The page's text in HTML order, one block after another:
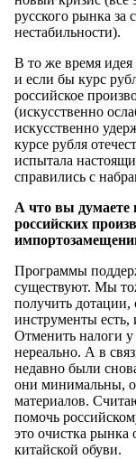
русского рынка за
нестабильности).
В то же время
и если бы курс
российское
(искусственно
искусственно
курсе рубля
испытала
справились с
А что вы думаете
российских
Программы
существуют. Мы
получить
инструменты есть,
Отменить налоги у
нереально. А в
недавно были
они минимальны,
материалов.
помочь
это очистка рынка
китайской обуви.